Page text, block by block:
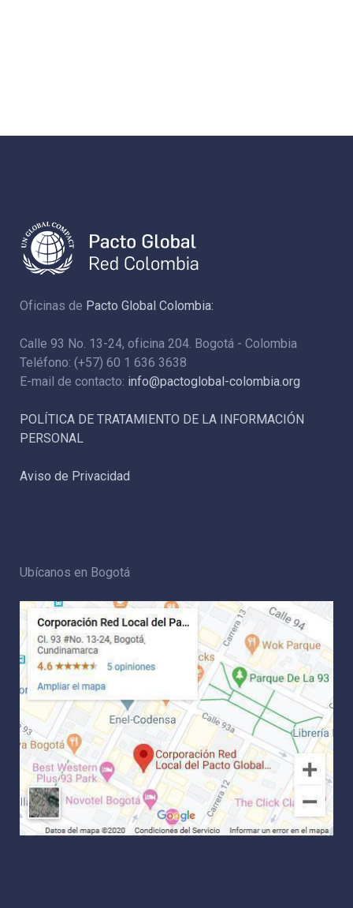
Oficinas de Pacto Global Colombia:
Calle 93 No. 13-24, oficina 204. Bogotá - Colombia
Teléfono: (+57) 60 1 636 3638
E-mail de contacto: info@pactoglobal-colombia.org
POLÍTICA DE TRATAMIENTO DE LA INFORMACIÓN
PERSONAL
Aviso de Privacidad
Ubícanos en Bogotá